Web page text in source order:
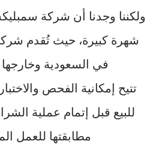
ولكننا وجدنا أن شركة
شهرة كبيرة، حيث تُقدم شركة
في السعودية
تتيح إمكانية الفحص والاختبار لكل أنواع الآلات
للبيع قبل إتمام عملية
مطابقتها للعمل